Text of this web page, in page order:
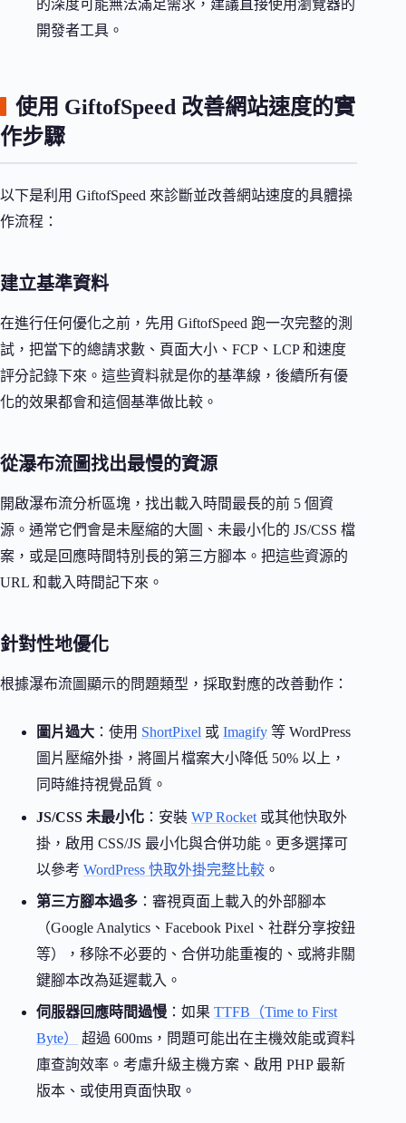
的深度可能無法滿足需求，建議直接使用瀏覽器的
開發者工具。
使用 GiftofSpeed 改善網站速度的實
作步驟
以下是利用 GiftofSpeed 來診斷並改善網站速度的具體操
作流程：
建立基準資料
在進行任何優化之前，先用 GiftofSpeed 跑一次完整的測
試，把當下的總請求數、頁面大小、FCP、LCP 和速度
評分記錄下來。這些資料就是你的基準線，後續所有優
化的效果都會和這個基準做比較。
從瀑布流圖找出最慢的資源
開啟瀑布流分析區塊，找出載入時間最長的前 5 個資
源。通常它們會是未壓縮的大圖、未最小化的 JS/CSS 檔
案，或是回應時間特別長的第三方腳本。把這些資源的
URL 和載入時間記下來。
針對性地優化
根據瀑布流圖顯示的問題類型，採取對應的改善動作：
圖片過大 ：使用 ShortPixel 或 Imagify 等 WordPress
圖片壓縮外掛，將圖片檔案大小降低 50% 以上，
同時維持視覺品質。
JS/CSS 未最小化 ：安裝 WP Rocket 或其他快取外
掛，啟用 CSS/JS 最小化與合併功能。更多選擇可
以參考 WordPress 快取外掛完整比較 。
第三方腳本過多 ：審視頁面上載入的外部腳本
（Google Analytics、Facebook Pixel、社群分享按鈕
等），移除不必要的、合併功能重複的、或將非關
鍵腳本改為延遲載入。
伺服器回應時間過慢 ：如果 TTFB（Time to First
Byte）
超過 600ms，問題可能出在主機效能或資料
庫查詢效率。考慮升級主機方案、啟用 PHP 最新
版本、或使用頁面快取。